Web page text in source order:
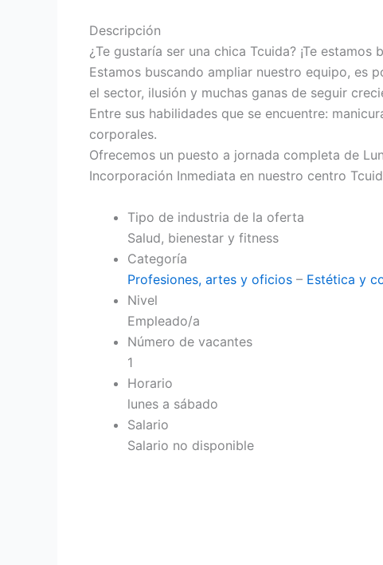
Descripción
¿Te gustaría ser una chica Tcuida? ¡Te estamos
Estamos buscando ampliar nuestro equipo, es
el sector, ilusión y muchas ganas de seguir
Entre sus habilidades que se encuentre:
corporales.
Ofrecemos un puesto a jornada completa de
Incorporación Inmediata en nuestro centro
Tipo de industria de la oferta
Salud, bienestar y fitness
Categoría
Profesiones, artes y oficios – Estética y
Nivel
Empleado/a
Número de vacantes
1
Horario
lunes a sábado
Salario
Salario no disponible